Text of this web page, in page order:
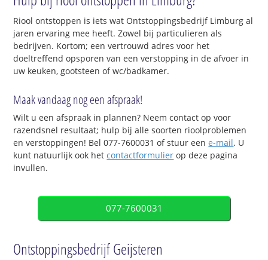
Riool ontstoppen is iets wat Ontstoppingsbedrijf Limburg al
jaren ervaring mee heeft. Zowel bij particulieren als
bedrijven. Kortom; een vertrouwd adres voor het
doeltreffend opsporen van een verstopping in de afvoer in
uw keuken, gootsteen of wc/badkamer.
Maak vandaag nog een afspraak!
Wilt u een afspraak in plannen? Neem contact op voor
razendsnel resultaat; hulp bij alle soorten rioolproblemen
en verstoppingen! Bel 077-7600031 of stuur eene-mail. U
kunt natuurlijk ook hetcontactformulier op deze pagina
invullen.
077-7600031
Ontstoppingsbedrijf Geijsteren